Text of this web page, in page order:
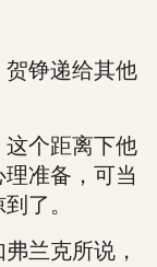
铮递给其他
个距离下他
准备，可当
了。
兰克所说，